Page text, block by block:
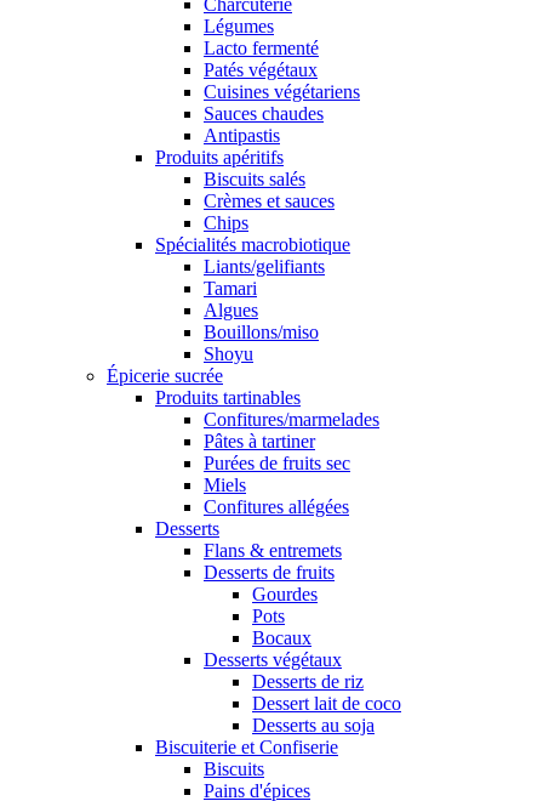
Légumes
Lacto fermenté
Patés végétaux
Cuisines végétariens
Sauces chaudes
Antipastis
Produits apéritifs
Biscuits salés
Crèmes et sauces
Chips
Spécialités macrobiotique
Liants/gelifiants
Tamari
Algues
Bouillons/miso
Shoyu
Épicerie sucrée
Produits tartinables
Confitures/marmelades
Pâtes à tartiner
Purées de fruits sec
Miels
Confitures allégées
Desserts
Flans & entremets
Desserts de fruits
Gourdes
Pots
Bocaux
Desserts végétaux
Desserts de riz
Dessert lait de coco
Desserts au soja
Biscuiterie et Confiserie
Biscuits
Pains d'épices